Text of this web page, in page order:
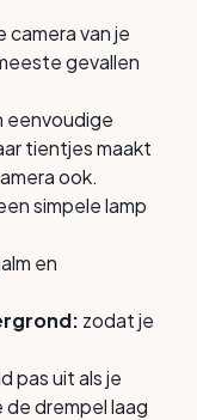
camera van je
gevallen
eenvoudige
tientjes maakt
ook.
simpele lamp
en
zodat je
pas uit als je
drempel laag